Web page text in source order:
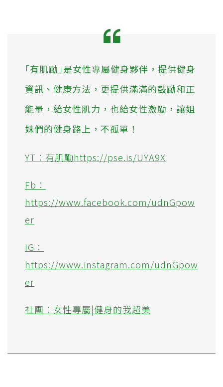
｢有肌勵｣是女性專屬健身夥伴，提供健身
資訊、健康方法，更提供滿滿的鼓勵和正
能量，給女性肌力，也給女性激勵，讓姐
妹們的健身路上，不孤單！
YT：有肌勵https://pse.is/UYA9X
Fb：
https://www.facebook.com/udnGpow
er
IG：
https://www.instagram.com/udnGpow
er
社團：女性專屬|健身的我超美